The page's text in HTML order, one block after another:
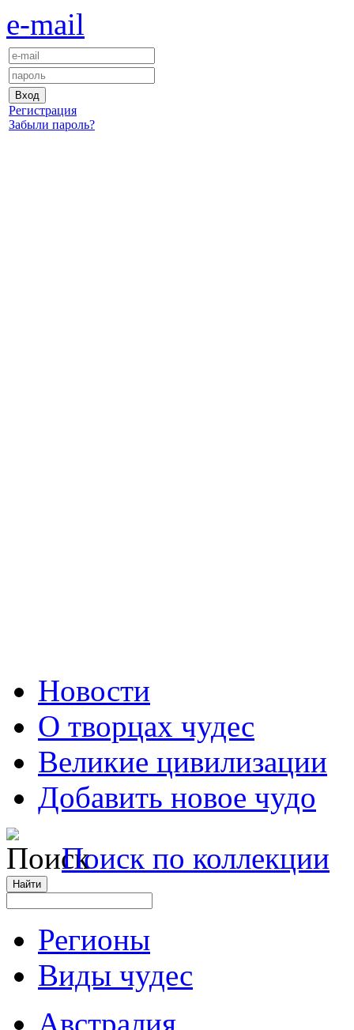
e-mail
Регистрация
Забыли пароль?
Новости
О творцах чудес
Великие цивилизации
Добавить новое чудо
Поиск по коллекции
Регионы
Виды чудес